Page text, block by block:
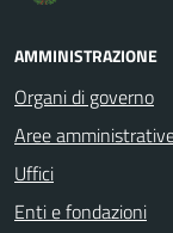
AMMINISTRAZIONE
Organi di governo
Aree
Uffici
Enti e fondazioni